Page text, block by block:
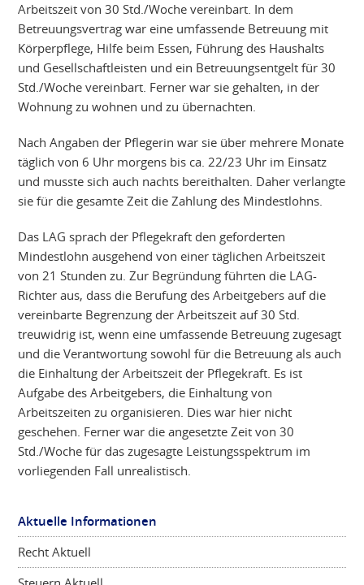
Arbeitszeit von 30 Std./Woche vereinbart. In dem
Betreuungsvertrag war eine umfassende Betreuung mit
Körperpflege, Hilfe beim Essen, Führung des Haushalts
und Gesellschaftleisten und ein Betreuungsentgelt für 30
Std./Woche vereinbart. Ferner war sie gehalten, in der
Wohnung zu wohnen und zu übernachten.
Nach Angaben der Pflegerin war sie über mehrere Monate
täglich von 6 Uhr morgens bis ca. 22/23 Uhr im Einsatz
und musste sich auch nachts bereithalten. Daher verlangte
sie für die gesamte Zeit die Zahlung des Mindestlohns.
Das LAG sprach der Pflegekraft den geforderten
Mindestlohn ausgehend von einer täglichen Arbeitszeit
von 21 Stunden zu. Zur Begründung führten die LAG-
Richter aus, dass die Berufung des Arbeitgebers auf die
vereinbarte Begrenzung der Arbeitszeit auf 30 Std.
treuwidrig ist, wenn eine umfassende Betreuung zugesagt
und die Verantwortung sowohl für die Betreuung als auch
die Einhaltung der Arbeitszeit der Pflegekraft. Es ist
Aufgabe des Arbeitgebers, die Einhaltung von
Arbeitszeiten zu organisieren. Dies war hier nicht
geschehen. Ferner war die angesetzte Zeit von 30
Std./Woche für das zugesagte Leistungsspektrum im
vorliegenden Fall unrealistisch.
Aktuelle Informationen
Recht Aktuell